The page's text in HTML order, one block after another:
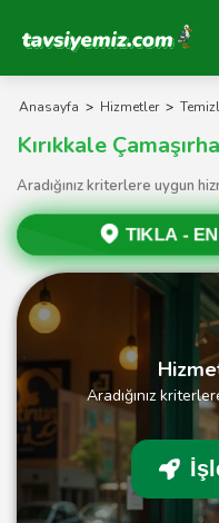
Tavsiyemiz Anasayfa
Anasayfa > Hizmetler >
Kırıkkale
Aradığınız kriterlere uygun
TIKLA -
Aradığınız